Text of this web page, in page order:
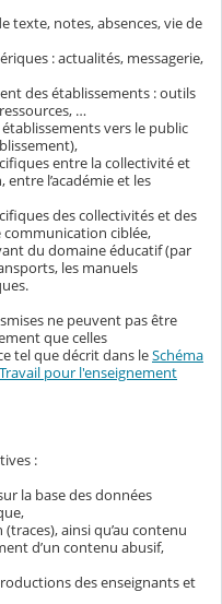
texte, notes, absences, vie de
: actualités, messagerie,
des établissements : outils
…
vers le public
entre la collectivité et
l’académie et les
des collectivités et des
ciblée,
du domaine éducatif (par
les manuels
ne peuvent pas être
que celles
tel que décrit dans leSchéma
pour l'enseignement
:
la base des données
ainsi qu’au contenu
d’un contenu abusif,
des enseignants et